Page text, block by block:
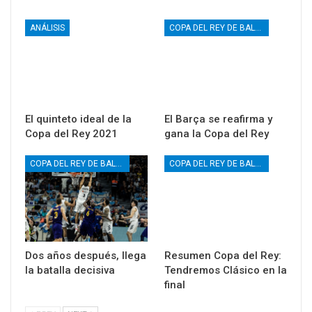
ANÁLISIS
El quinteto ideal de la
Copa del Rey 2021
COPA DEL REY DE BALONCESTO
El Barça se reafirma y
gana la Copa del Rey
COPA DEL REY DE BALONCESTO
Dos años después, llega
la batalla decisiva
COPA DEL REY DE BALONCESTO
Resumen Copa del Rey:
Tendremos Clásico en la
final